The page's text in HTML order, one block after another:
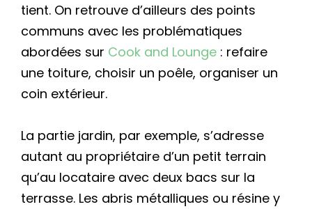
tient. On retrouve d’ailleurs des points
communs avec les problématiques
abordées sur Cook and Lounge : refaire
une toiture, choisir un poêle, organiser un
coin extérieur.
La partie jardin, par exemple, s’adresse
autant au propriétaire d’un petit terrain
qu’au locataire avec deux bacs sur la
terrasse. Les abris métalliques ou résine y